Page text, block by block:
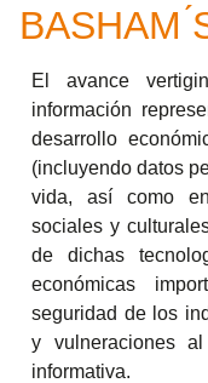
BASHAM
El avance
información
desarrollo
(incluyendo datos
vida, así como
sociales y
de dichas
económicas
seguridad de los
y vulneraciones
informativa.